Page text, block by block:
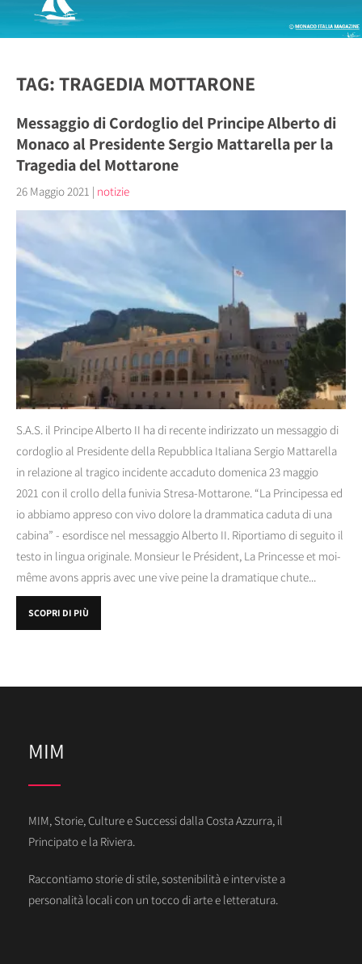
TAG: TRAGEDIA MOTTARONE
Messaggio di Cordoglio del Principe Alberto di
Monaco al Presidente Sergio Mattarella per la
Tragedia del Mottarone
26 Maggio 2021 | notizie
S.A.S. il Principe Alberto II ha di recente indirizzato un messaggio di
cordoglio al Presidente della Repubblica Italiana Sergio Mattarella
in relazione al tragico incidente accaduto domenica 23 maggio
2021 con il crollo della funivia Stresa-Mottarone. “La Principessa ed
io abbiamo appreso con vivo dolore la drammatica caduta di una
cabina” - esordisce nel messaggio Alberto II. Riportiamo di seguito il
testo in lingua originale. Monsieur le Président, La Princesse et moi-
même avons appris avec une vive peine la dramatique chute...
SCOPRI DI PIÙ
MIM
MIM, Storie, Culture e Successi dalla Costa Azzurra, il
Principato e la Riviera.
Raccontiamo storie di stile, sostenibilità e interviste a
personalità locali con un tocco di arte e letteratura.